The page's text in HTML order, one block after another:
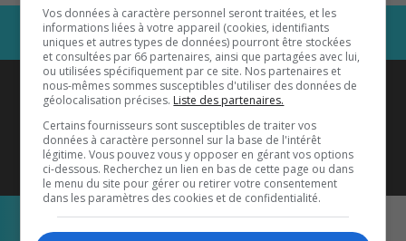
Coyote New Countryest diffusé
également sur1033 HD2
Écoutez-nous aussi sur…
Vos données à caractère personnel seront traitées, et les
informations liées à votre appareil (cookies, identifiants
uniques et autres types de données) pourront être stockées
et consultées par 66 partenaires, ainsi que partagées avec lui,
ou utilisées spécifiquement par ce site. Nos partenaires et
nous-mêmes sommes susceptibles d'utiliser des données de
géolocalisation précises. Liste des partenaires.
Certains fournisseurs sont susceptibles de traiter vos
données à caractère personnel sur la base de l'intérêt
légitime. Vous pouvez vous y opposer en gérant vos options
ci-dessous. Recherchez un lien en bas de cette page ou dans
le menu du site pour gérer ou retirer votre consentement
dans les paramètres des cookies et de confidentialité.